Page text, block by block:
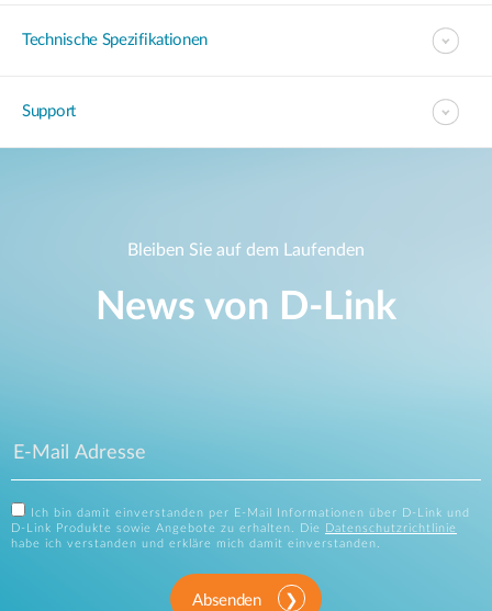
Technische Spezifikationen
Support
Bleiben Sie auf dem Laufenden
News von D‑Link
Ich bin damit einverstanden per E-Mail Informationen über D-Link und
D-Link Produkte sowie Angebote zu erhalten. Die
Datenschutzrichtlinie
habe ich verstanden und erkläre mich damit einverstanden.
Absenden